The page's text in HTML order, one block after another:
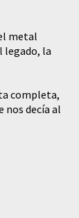
metal
legado, la
completa,
nos decía al